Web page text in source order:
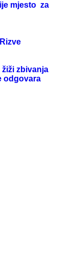
mjesto za
zbivanja
odgovara